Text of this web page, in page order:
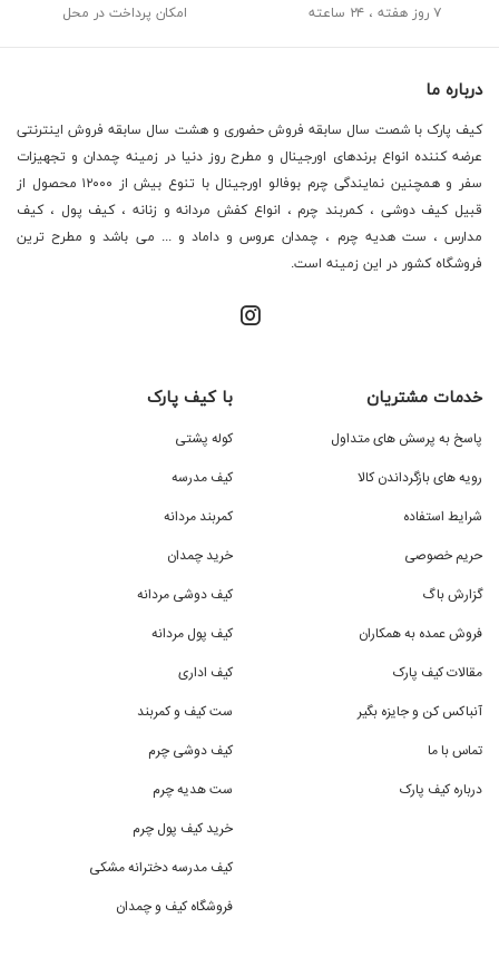
۷ روز هفته ، ۲۴ ساعته امکان پرداخت در محل
درباره ما
کیف پارک با شصت سال سابقه فروش حضوری و هشت سال سابقه فروش اینترنتی
عرضه کننده انواع برندهای اورجینال و مطرح روز دنیا در زمینه چمدان و تجهیزات
سفر و همچنین نمایندگی چرم بوفالو اورجینال با تنوع بیش از ۱۲۰۰۰ محصول از
قبیل کیف دوشی ، کمربند چرم ، انواع کفش مردانه و زنانه ، کیف پول ، کیف
مدارس ، ست هدیه چرم ، چمدان عروس و داماد و ... می باشد و مطرح ترین
فروشگاه کشور در این زمینه است.
خدمات مشتریان
پاسخ به پرسش های متداول
رویه های بازگرداندن کالا
شرایط استفاده
حریم خصوصی
گزارش باگ
فروش عمده به همکاران
مقالات کیف پارک
آنباکس کن و جایزه بگیر
تماس با ما
درباره کیف پارک
با کیف پارک
کوله پشتی
کیف مدرسه
کمربند مردانه
خرید چمدان
کیف دوشی مردانه
کیف پول مردانه
کیف اداری
ست کیف و کمربند
کیف دوشی چرم
ست هدیه چرم
خرید کیف پول چرم
کیف مدرسه دخترانه مشکی
فروشگاه کیف و چمدان